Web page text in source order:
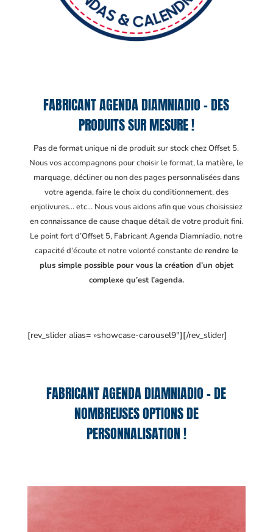
FABRICANT AGENDA DIAMNIADIO – DES
PRODUITS SUR MESURE !
Pas de format unique ni de produit sur stock chez Offset 5.
Nous vos accompagnons pour choisir le format, la matière, le
marquage, décliner ou non des pages personnalisées dans
votre agenda, faire le choix du conditionnement, des
enjolivures… etc… Nous vous aidons afin que vous choisissiez
en connaissance de cause chaque détail de votre produit fini.
Le point fort d’Offset 5, Fabricant Agenda Diamniadio, notre
capacité d’écoute et notre volonté constante derendre le
plus simple possible pour vous la création d’un objet
complexe qu’est l’agenda.
[rev_slider alias= »showcase-carousel9″][/rev_slider]
FABRICANT AGENDA DIAMNIADIO – DE
NOMBREUSES OPTIONS DE
PERSONNALISATION !